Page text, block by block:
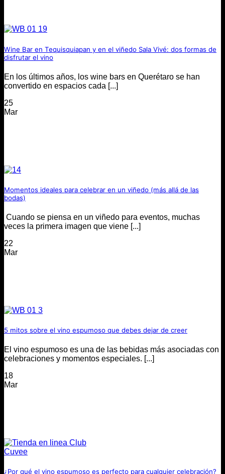
Wine Bar en Tequisquiapan y en el viñedo Sala Vivé: dos formas de
disfrutar el vino
En los últimos años, los wine bars en Querétaro se han
convertido en espacios cada [...]
25
Mar
Momentos ideales para celebrar en un viñedo (más allá de las
bodas)
Cuando se piensa en un viñedo para eventos, muchas
veces la primera imagen que viene [...]
22
Mar
5 mitos sobre el vino espumoso que debes dejar de creer
El vino espumoso es una de las bebidas más asociadas con
celebraciones y momentos especiales. [...]
18
Mar
¿Por qué el vino espumoso es perfecto para cualquier celebración?